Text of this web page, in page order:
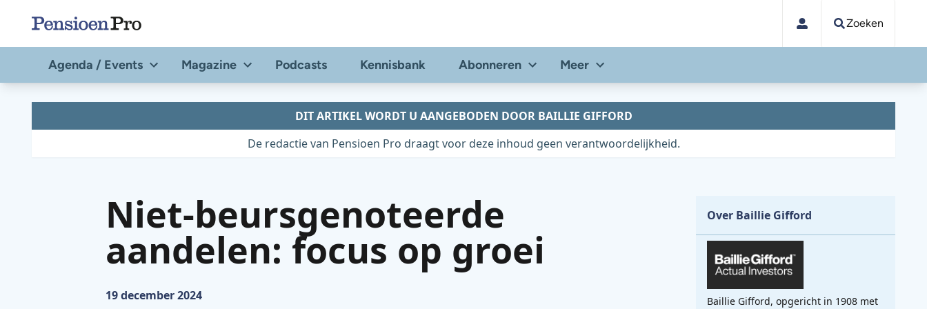
Direct
naar
content
Zoeken
Agenda / Events Magazine Podcasts Kennisbank Abonneren Meer
DIT ARTIKEL WORDT U AANGEBODEN DOOR BAILLIE GIFFORD
De redactie van Pensioen Pro draagt voor deze inhoud geen verantwoordelijkheid.
Niet-beursgenoteerde
aandelen: focus op groei
Gepubliceerd op:
19 december 2024
Over Baillie Gifford
Baillie Gifford, opgericht in 1908 met